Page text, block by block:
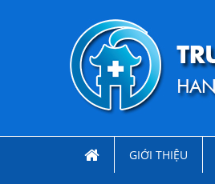
GIỚI THIỆU